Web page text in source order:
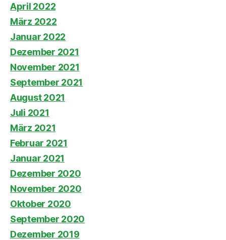
April 2022
März 2022
Januar 2022
Dezember 2021
November 2021
September 2021
August 2021
Juli 2021
März 2021
Februar 2021
Januar 2021
Dezember 2020
November 2020
Oktober 2020
September 2020
Dezember 2019